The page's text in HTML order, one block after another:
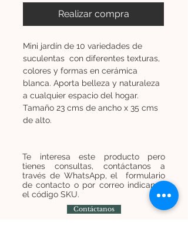
Realizar compra
Mini jardín de 10 variedades de
suculentas con diferentes texturas,
colores y formas en cerámica
blanca. Aporta belleza y naturaleza
a cualquier espacio del hogar.
Tamaño 23 cms de ancho x 35 cms
de alto.
Te interesa este producto pero
tienes consultas, contáctanos a
través de WhatsApp, el formulario
de contacto o por correo indicando
el código SKU.
Contáctanos